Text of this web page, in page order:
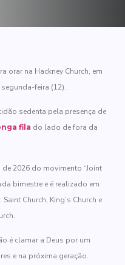
orar na Hackney Church, em
feira (12).
sedenta pela presença de
fila do lado de fora da
2026 do movimento “Joint
bimestre e é realizado em
Church, King’s Church e
é clamar a Deus por um
e na próxima geração.